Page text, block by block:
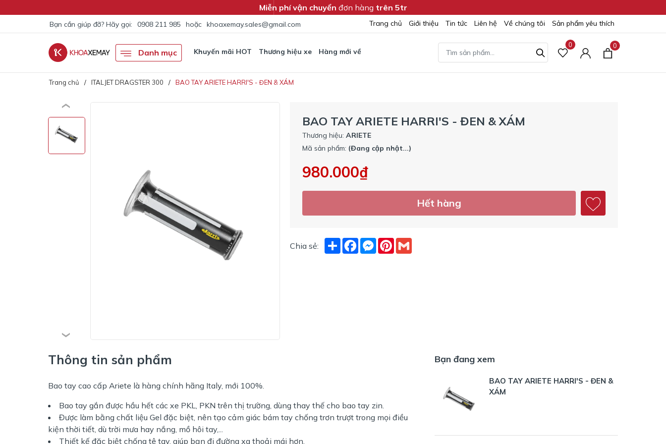
Miễn phí vận chuyển đơn hàng trên 5tr
Bạn cần giúp đỡ? Hãy gọi: 0908 211 985 hoặc khoaxemay.sales@gmail.com Trang chủ Giới thiệu Tin tức Liên hệ Về chúng tôi Sản phẩm yêu thích
Danh mục Khuyến mãi HOT Thương hiệu xe Hàng mới về
0 0
Trang chủ ITALJET DRAGSTER 300 BAO TAY ARIETE HARRI'S - ĐEN & XÁM
BAO TAY ARIETE HARRI'S - ĐEN & XÁM
Thương hiệu: ARIETE
Mã sản phẩm: (Đang cập nhật...)
980.000₫
Hết hàng
Chia sẻ: ShareFacebookMessenger
Pinterest
Gmail
Thông tin sản phẩm
Bao tay cao cấp Ariete là hàng chính hãng Italy, mới 100%.
Bao tay gắn được hầu hết các xe PKL, PKN trên thị trường, dùng thay thế cho bao tay zin.
Được làm bằng chất liệu Gel đặc biệt, nên tạo cảm giác bám tay chống trơn trượt trong mọi điều
kiện thời tiết, dù trời mưa hay nắng, mồ hôi tay,...
Thiết kế đặc biệt chống tê tay, giúp bạn đi đường xa thoải mái hơn.
Bạn đang xem
BAO TAY ARIETE HARRI'S - ĐEN &
XÁM